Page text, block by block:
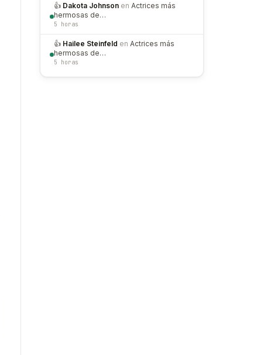
👍 Dakota Johnson en Actrices más
hermosas de…
5 horas
👍 Hailee Steinfeld en Actrices más
hermosas de…
5 horas